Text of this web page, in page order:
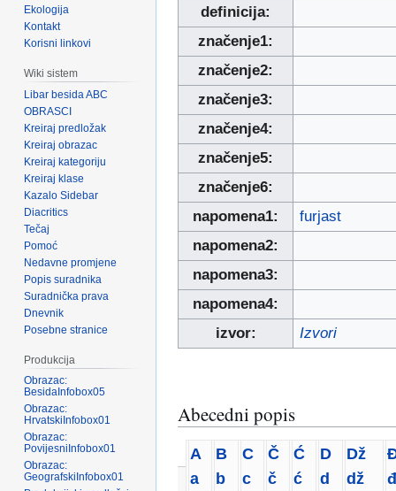
definicija:
značenje1:
značenje2:
značenje3:
značenje4:
značenje5:
značenje6:
napomena1:
furjast
napomena2:
napomena3:
napomena4:
izvor:
Izvori
Abecedni popis
A
a
B
b
C
c
Č
č
Ć
ć
D
d
Dž
dž
đ
Ekologija
Kontakt
Korisni linkovi
Wiki sistem
Libar besida ABC
OBRASCI
Kreiraj predložak
Kreiraj obrazac
Kreiraj kategoriju
Kreiraj klase
Kazalo Sidebar
Diacritics
Tečaj
Pomoć
Nedavne promjene
Popis suradnika
Suradnička prava
Dnevnik
Posebne stranice
Produkcija
Obrazac:
BesidaInfobox05
Obrazac:
HrvatskiInfobox01
Obrazac:
PovijesniInfobox01
Obrazac:
GeografskiInfobox01